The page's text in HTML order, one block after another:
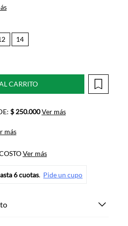
14
CARRITO
$ 250.000 Ver más
más
Ver más